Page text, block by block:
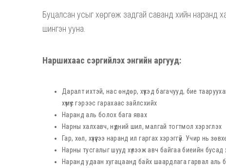
Буцалсан усыг хөргөж задгай саванд хийн наранд
шингэн ууна.
Наршихаас сэргийлэх энгийн аргууд:
Даралт ихтэй, нас өндөр, хүүхэд багачууд, бие
хүмүүс гэрээс гарахаас зайлсхийх
Наранд аль болох бага явах
Нарны халхавч, нүдний шил, малгай тогтмол хэрэглэх
Гар, хөл, хүзүүгээ наранд ил гаргах хэрэггүй. Учир нь
Нарны тусгалыг шууд хүлээж авч байгаа биеийн бусад
Наранд удаан хугацаанд байх шаардлага гарвал аль